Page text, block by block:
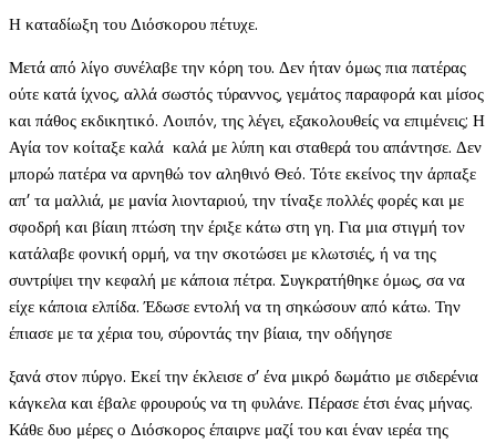
Η καταδίωξη του Διόσκορου πέτυχε.
Μετά από λίγο συνέλαβε την κόρη του. Δεν ήταν όμως πια πατέρας
ούτε κατά ίχνος, αλλά σωστός τύραννος, γεμάτος παραφορά και μίσος
και πάθος εκδικητικό. Λοιπόν, της λέγει, εξακολουθείς να επιμένεις; Η
Αγία τον κοίταξε καλά  καλά με λύπη και σταθερά του απάντησε. Δεν
μπορώ πατέρα να αρνηθώ τον αληθινό Θεό. Τότε εκείνος την άρπαξε
απ’ τα μαλλιά, με μανία λιονταριού, την τίναξε πολλές φορές και με
σφοδρή και βίαιη πτώση την έριξε κάτω στη γη. Για μια στιγμή τον
κατάλαβε φονική ορμή, να την σκοτώσει με κλωτσιές, ή να της
συντρίψει την κεφαλή με κάποια πέτρα. Συγκρατήθηκε όμως, σα να
είχε κάποια ελπίδα. Έδωσε εντολή να τη σηκώσουν από κάτω. Την
έπιασε με τα χέρια του, σύροντάς την βίαια, την οδήγησε
ξανά στον πύργο. Εκεί την έκλεισε σ’ ένα μικρό δωμάτιο με σιδερένια
κάγκελα και έβαλε φρουρούς να τη φυλάνε. Πέρασε έτσι ένας μήνας.
Κάθε δυο μέρες ο Διόσκορος έπαιρνε μαζί του και έναν ιερέα της